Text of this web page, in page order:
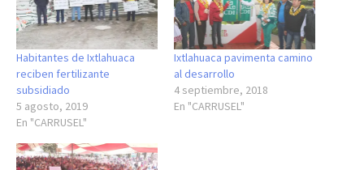
Habitantes de Ixtlahuaca
reciben fertilizante
subsidiado
5 agosto, 2019
En "CARRUSEL"
Ixtlahuaca pavimenta camino
al desarrollo
4 septiembre, 2018
En "CARRUSEL"